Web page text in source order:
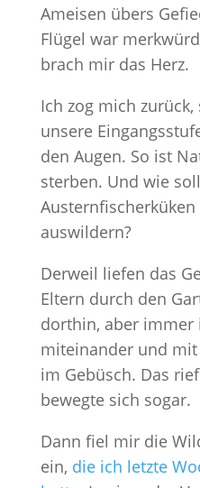
Ameisen übers
Flügel war
brach mir das Herz.
Ich zog mich
unsere
den Augen. So ist
sterben. Und wie
auswildern?
Derweil liefen das
Eltern durch den
dorthin, aber immer
miteinander und
im Gebüsch. Das
bewegte sich sogar.
Dann fiel mir die
ein, die ich letzte